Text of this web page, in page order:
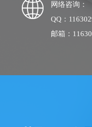
网络咨询：
QQ：
邮箱：